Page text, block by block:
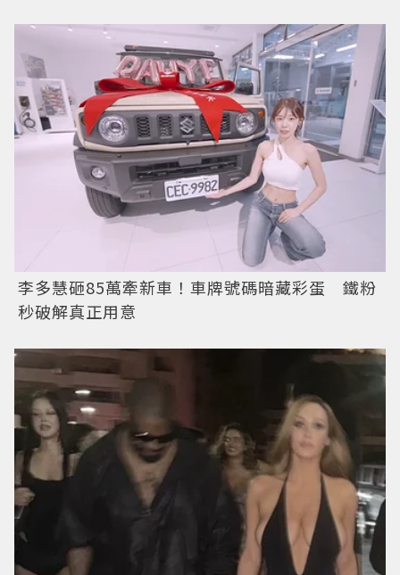
李多慧砸85萬牽新車！車牌號碼暗藏彩蛋 鐵粉
秒破解真正用意